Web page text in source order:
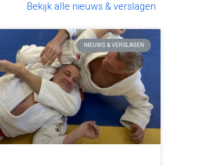
Bekijk alle nieuws & verslagen
NIEUWS & VERSLAGEN